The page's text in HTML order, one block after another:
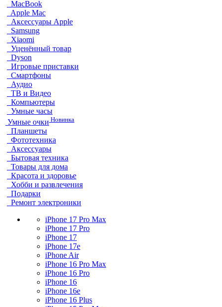
MacBook
Apple Mac
Аксессуары Apple
Samsung
Xiaomi
Уценённый товар
Dyson
Игровые приставки
Смартфоны
Аудио
ТВ и Видео
Компьютеры
Умные часы
Умные очки Новинка
Планшеты
Фототехника
Аксессуары
Бытовая техника
Товары для дома
Красота и здоровье
Хобби и развлечения
Подарки
Ремонт электроники
iPhone 17 Pro Max
iPhone 17 Pro
iPhone 17
iPhone 17e
iPhone Air
iPhone 16 Pro Max
iPhone 16 Pro
iPhone 16
iPhone 16e
iPhone 16 Plus